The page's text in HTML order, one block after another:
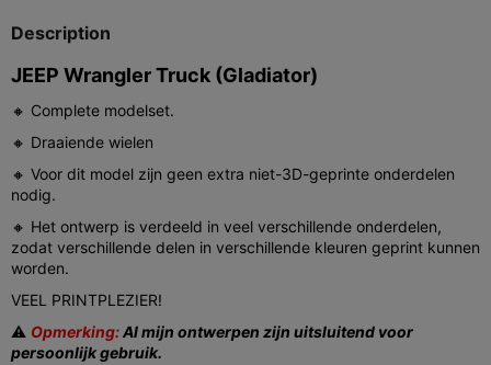
Description
JEEP Wrangler Truck (Gladiator)
🔸 Complete modelset.
🔸 Draaiende wielen
🔸 Voor dit model zijn geen extra niet-3D-geprinte onderdelen
nodig.
🔸 Het ontwerp is verdeeld in veel verschillende onderdelen,
zodat verschillende delen in verschillende kleuren geprint kunnen
worden.
VEEL PRINTPLEZIER!
⚠️ Opmerking:Al mijn ontwerpen zijn uitsluitend voor
persoonlijk gebruik.